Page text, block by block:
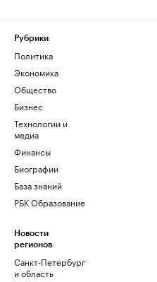
Рубрики
Политика
Экономика
Общество
Бизнес
Технологии и
медиа
Финансы
Биографии
База знаний
РБК Образование
Новости
регионов
Санкт-Петербург
и область